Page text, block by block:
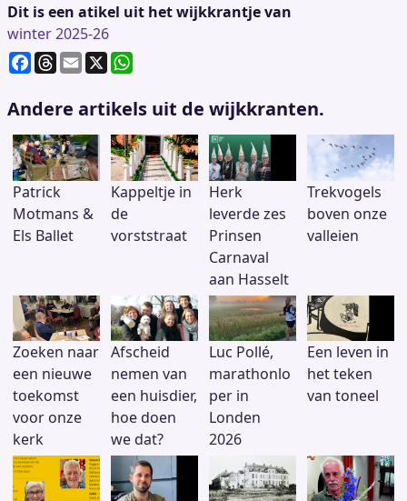
Dit is een atikel uit het wijkkrantje van
winter 2025-26
F
a
c
e
b
o
o
k
T
h
re
a
d
s
E
m
ai
l
X
at
s
A
p
p
Andere artikels uit de wijkkranten.
Patrick
Motmans &
Els Ballet
Kappeltje in
de
vorststraat
Herk
leverde zes
Prinsen
Carnaval
aan Hasselt
Trekvogels
boven onze
valleien
Zoeken naar
een nieuwe
toekomst
voor onze
kerk
Afscheid
nemen van
een huisdier,
hoe doen
we dat?
Luc Pollé,
marathonlo
per in
Londen
2026
Een leven in
het teken
van toneel